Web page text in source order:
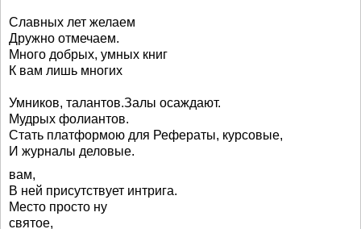
Славных лет желаем
Дружно отмечаем.
Много добрых, умных книг
К вам лишь многих
Умников, талантов.Залы осаждают.
Мудрых фолиантов.
Стать платформою для Рефераты, курсовые,
И журналы деловые.
вам,
В ней присутствует интрига.
Место просто ну
святое,